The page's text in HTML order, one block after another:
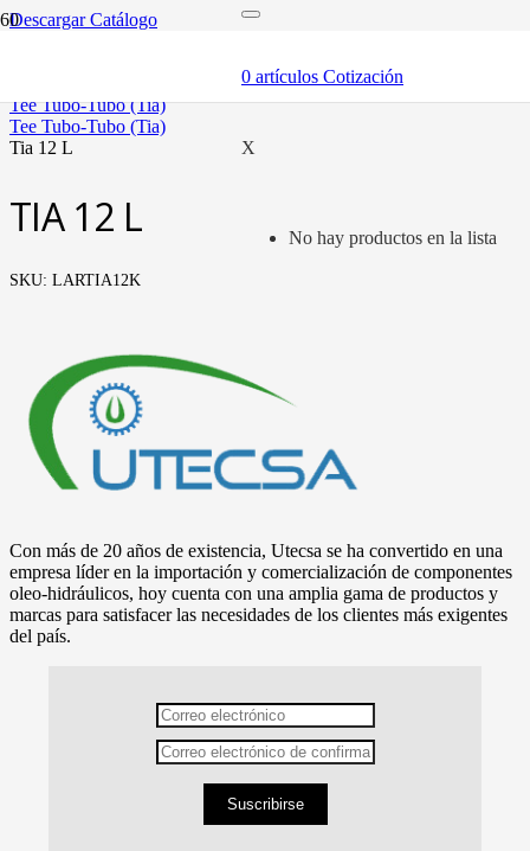
0 artículos Cotización
X
No hay productos en la lista
Descargar Catálogo
tee tubo-tubo (tia)
tee tubo-tubo (tia)
tia 12 l
TIA 12 L
SKU: LARTIA12K
Con más de 20 años de existencia, Utecsa se ha convertido en una
empresa líder en la importación y comercialización de componentes
oleo-hidráulicos, hoy cuenta con una amplia gama de productos y
marcas para satisfacer las necesidades de los clientes más exigentes
del país.
Suscribirse